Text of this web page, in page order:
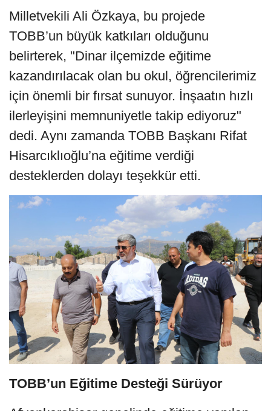
Milletvekili Ali Özkaya, bu projede
TOBB’un büyük katkıları olduğunu
belirterek, "Dinar ilçemizde eğitime
kazandırılacak olan bu okul, öğrencilerimiz
için önemli bir fırsat sunuyor. İnşaatın hızlı
ilerleyişini memnuniyetle takip ediyoruz"
dedi. Aynı zamanda TOBB Başkanı Rifat
Hisarcıklıoğlu’na eğitime verdiği
desteklerden dolayı teşekkür etti.
TOBB’un Eğitime Desteği Sürüyor